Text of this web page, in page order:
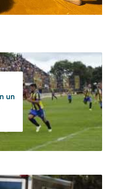
un